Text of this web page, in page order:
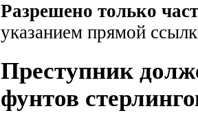
Разрешено только
указанием прямой
Преступник
фунтов